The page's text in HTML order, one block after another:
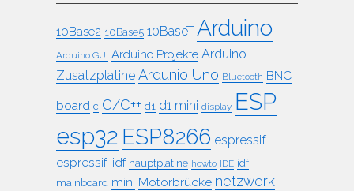
10Base2 10Base5 10BaseT Arduino
Arduino GUI Arduino Projekte Arduino
Zusatzplatine Ardunio Uno Bluetooth BNC
board c C/C++ d1 d1 mini display ESP
esp32 ESP8266 espressif
espressif-idf hauptplatine howto IDE idf
mainboard mini Motorbrücke netzwerk